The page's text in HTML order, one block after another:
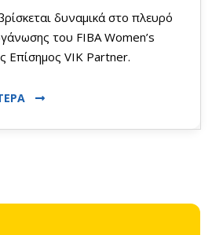
δυναμικά στο πλευρό
του FIBA Women’s
Επίσημος VIK Partner.